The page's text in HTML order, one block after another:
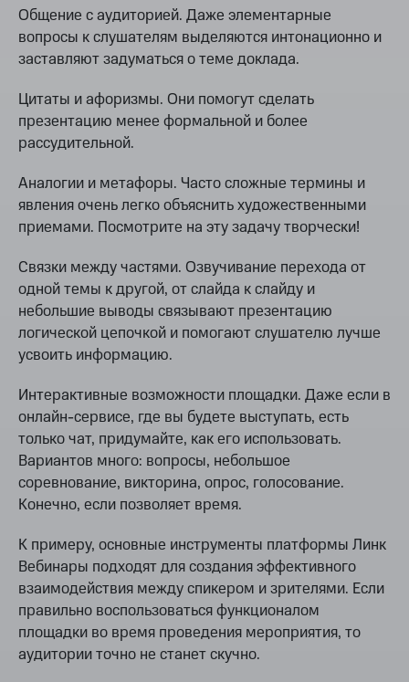
Общение с аудиторией. Даже элементарные
вопросы к слушателям выделяются интонационно и
заставляют задуматься о теме доклада.
Цитаты и афоризмы. Они помогут сделать
презентацию менее формальной и более
рассудительной.
Аналогии и метафоры. Часто сложные термины и
явления очень легко объяснить художественными
приемами. Посмотрите на эту задачу творчески!
Связки между частями. Озвучивание перехода от
одной темы к другой, от слайда к слайду и
небольшие выводы связывают презентацию
логической цепочкой и помогают слушателю лучше
усвоить информацию.
Интерактивные возможности площадки. Даже если в
онлайн-сервисе, где вы будете выступать, есть
только чат, придумайте, как его использовать.
Вариантов много: вопросы, небольшое
соревнование, викторина, опрос, голосование.
Конечно, если позволяет время.
К примеру, основные инструменты платформы Линк
Вебинары подходят для создания эффективного
взаимодействия между спикером и зрителями. Если
правильно воспользоваться функционалом
площадки во время проведения мероприятия, то
аудитории точно не станет скучно.